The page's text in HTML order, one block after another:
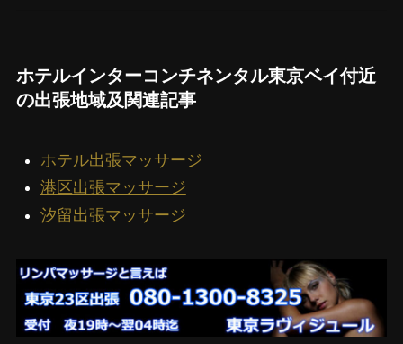
ホテルインターコンチネンタル東京ベイ付近
の出張地域及関連記事
ホテル出張マッサージ
港区出張マッサージ
汐留出張マッサージ